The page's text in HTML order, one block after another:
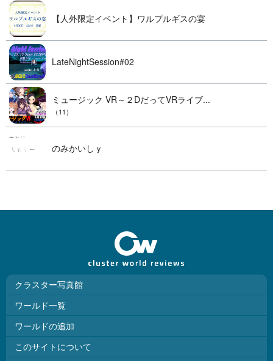
【人外限定イベント】ワルプルギスの宴
LateNightSession#02
ミュージック VR～２DだってVRライブ...
（11）
のみかいしｙ
クラスター写真館
ワールド一覧
ワールドの追加
このサイトについて